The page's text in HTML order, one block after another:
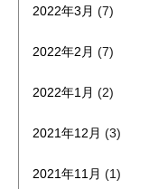
2022年3月 (7)
2022年2月 (7)
2022年1月 (2)
2021年12月 (3)
2021年11月 (1)